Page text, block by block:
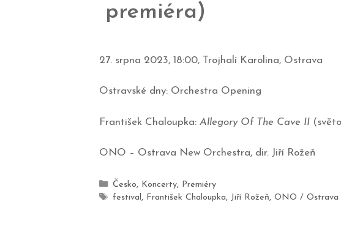
premiéra)
27. srpna 2023, 18:00, Trojhalí Karolina, Ostrava
Ostravské dny: Orchestra Opening
František Chaloupka: Allegory Of The Cave II
ONO – Ostrava New Orchestra, dir. Jiří Rožeň
Česko, Koncerty, Premiéry
festival, František Chaloupka, Jiří Rožeň, ONO / Ostrava